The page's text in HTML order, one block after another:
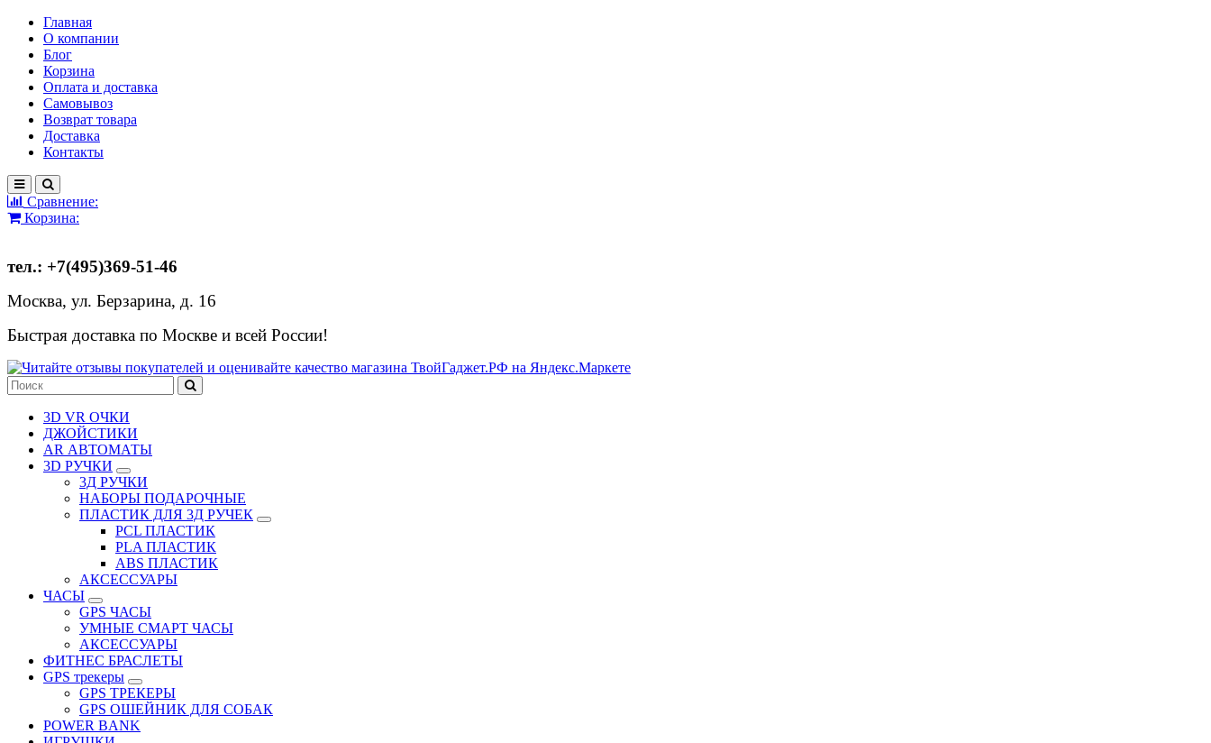
Главная
О компании
Блог
Корзина
Оплата и доставка
Самовывоз
Возврат товара
Доставка
Контакты
Сравнение:
Корзина:
тел.: +7(495)369-51-46
Москва, ул. Берзарина, д. 16
Быстрая доставка по Москве и всей России!
3D VR ОЧКИ
ДЖОЙСТИКИ
АR АВТОМАТЫ
3D РУЧКИ
3Д РУЧКИ
НАБОРЫ ПОДАРОЧНЫЕ
ПЛАСТИК ДЛЯ 3Д РУЧЕК
PCL ПЛАСТИК
PLA ПЛАСТИК
ABS ПЛАСТИК
АКСЕССУАРЫ
ЧАСЫ
GPS ЧАСЫ
УМНЫЕ СМАРТ ЧАСЫ
АКСЕССУАРЫ
ФИТНЕС БРАСЛЕТЫ
GPS трекеры
GPS ТРЕКЕРЫ
GPS ОШЕЙНИК ДЛЯ СОБАК
POWER BANK